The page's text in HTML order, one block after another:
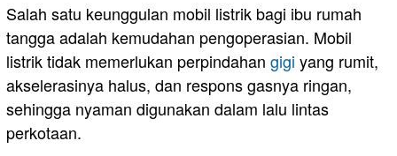
Salah satu keunggulan mobil listrik bagi ibu rumah
tangga adalah kemudahan pengoperasian. Mobil
listrik tidak memerlukan perpindahan gigi yang rumit,
akselerasinya halus, dan respons gasnya ringan,
sehingga nyaman digunakan dalam lalu lintas
perkotaan.